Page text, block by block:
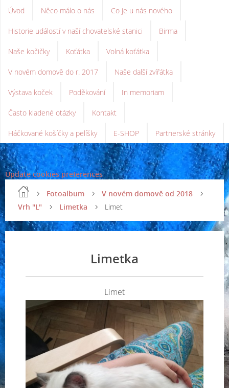
Úvod Něco málo o nás Co je u nás nového
Historie událostí v naší chovatelské stanici Birma
Naše kočičky Koťátka Volná koťátka
V novém domově do r. 2017 Naše další zvířátka
Výstava koček Poděkování In memoriam
Často kladené otázky Kontakt
Háčkované košíčky a pelíšky E-SHOP Partnerské stránky
Update cookies preferences
Fotoalbum
V novém domově od 2018
Vrh "L"
Limetka Limet
Limetka
Limet